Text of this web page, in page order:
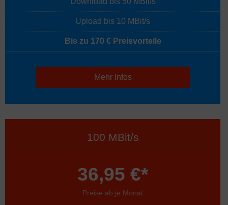
Upload bis 10 MBit/s
Bis zu 170 € Preisvorteile
Mehr Infos
100 MBit/s
36,95 €*
Preise ab je Monat